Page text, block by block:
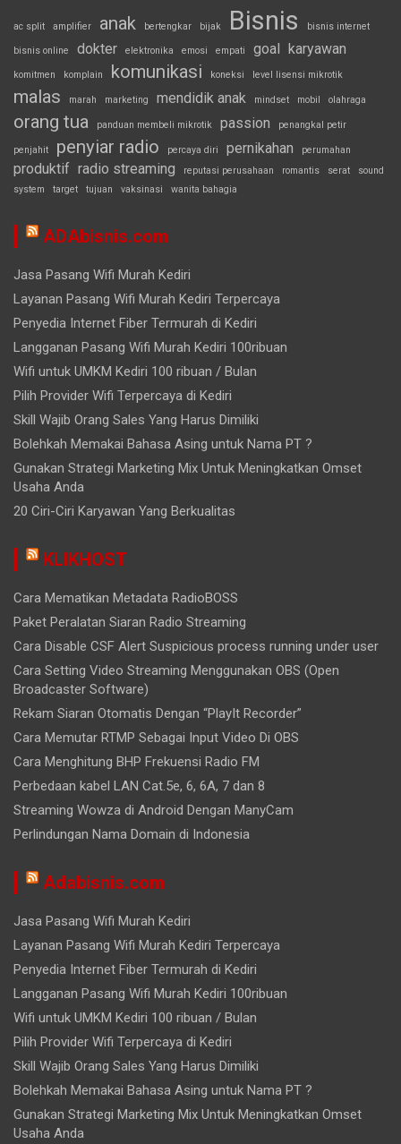
ac split amplifier anak bertengkar bijak Bisnis bisnis internet
bisnis online dokter elektronika emosi empati goal karyawan
komitmen komplain komunikasi koneksi level lisensi mikrotik
malas marah marketing mendidik anak mindset mobil olahraga
orang tua panduan membeli mikrotik passion penangkal petir
penjahit penyiar radio percaya diri pernikahan perumahan
produktif radio streaming reputasi perusahaan romantis serat
sound
system
target tujuan vaksinasi wanita bahagia
ADAbisnis.com
Jasa Pasang Wifi Murah Kediri
Layanan Pasang Wifi Murah Kediri Terpercaya
Penyedia Internet Fiber Termurah di Kediri
Langganan Pasang Wifi Murah Kediri 100ribuan
Wifi untuk UMKM Kediri 100 ribuan / Bulan
Pilih Provider Wifi Terpercaya di Kediri
Skill Wajib Orang Sales Yang Harus Dimiliki
Bolehkah Memakai Bahasa Asing untuk Nama PT ?
Gunakan Strategi Marketing Mix Untuk Meningkatkan Omset
Usaha Anda
20 Ciri-Ciri Karyawan Yang Berkualitas
KLIKHOST
Cara Mematikan Metadata RadioBOSS
Paket Peralatan Siaran Radio Streaming
Cara Disable CSF Alert Suspicious process running under user
Cara Setting Video Streaming Menggunakan OBS (Open
Broadcaster Software)
Rekam Siaran Otomatis Dengan “PlayIt Recorder”
Cara Memutar RTMP Sebagai Input Video Di OBS
Cara Menghitung BHP Frekuensi Radio FM
Perbedaan kabel LAN Cat.5e, 6, 6A, 7 dan 8
Streaming Wowza di Android Dengan ManyCam
Perlindungan Nama Domain di Indonesia
Adabisnis.com
Jasa Pasang Wifi Murah Kediri
Layanan Pasang Wifi Murah Kediri Terpercaya
Penyedia Internet Fiber Termurah di Kediri
Langganan Pasang Wifi Murah Kediri 100ribuan
Wifi untuk UMKM Kediri 100 ribuan / Bulan
Pilih Provider Wifi Terpercaya di Kediri
Skill Wajib Orang Sales Yang Harus Dimiliki
Bolehkah Memakai Bahasa Asing untuk Nama PT ?
Gunakan Strategi Marketing Mix Untuk Meningkatkan Omset
Usaha Anda